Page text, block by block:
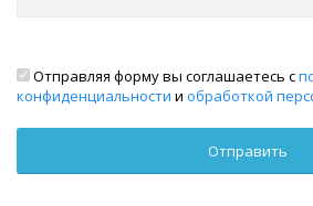
Отправляя форму вы соглашаетесь с
конфиденциальности и обработкой